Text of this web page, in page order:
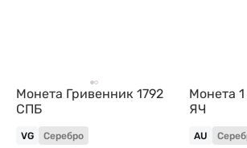
Монета Гривенник 1792
СПБ
VG Серебро
Монета
ЯЧ
AU